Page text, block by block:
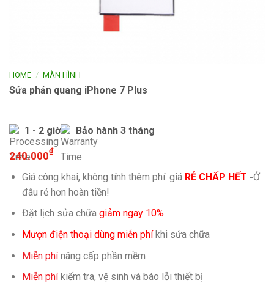
HOME / MÀN HÌNH
Sửa phản quang iPhone 7 Plus
1 - 2 giờ Bảo hành 3 tháng
240.000₫
Giá công khai, không tính thêm phí: giá RẺ CHẤP HẾT -Ở
đâu rẻ hơn hoàn tiền!
Đặt lịch sửa chữa giảm ngay 10%
Mượn điện thoại dùng miễn phíkhi sửa chữa
Miễn phínâng cấp phần mềm
Miễn phíkiếm tra, vệ sinh và báo lỗi thiết bị